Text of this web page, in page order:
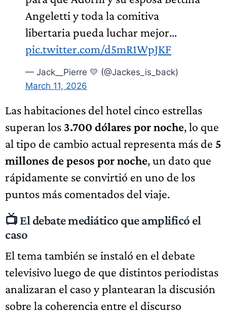
Angeletti y toda la comitiva
libertaria pueda luchar mejor…
pic.twitter.com/d5mR1WpJKF
— Jack__Pierre 💛 (@Jackes_is_back)
March 11, 2026
Las habitaciones del hotel cinco estrellas
superan los 3.700 dólares por noche, lo que
al tipo de cambio actual representa más de 5
millones de pesos por noche, un dato que
rápidamente se convirtió en uno de los
puntos más comentados del viaje.
📺 El debate mediático que amplificó el
caso
El tema también se instaló en el debate
televisivo luego de que distintos periodistas
analizaran el caso y plantearan la discusión
sobre la coherencia entre el discurso